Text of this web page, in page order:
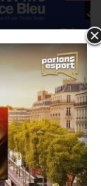
Delavega
Radio le 11